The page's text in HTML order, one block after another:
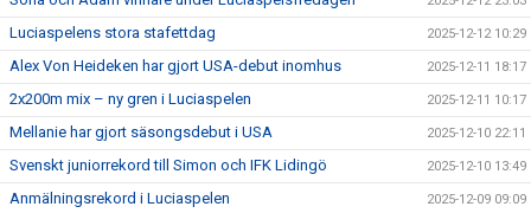
Luciaspelens stora stafettdag 2025-12-12 10:29
Alex Von Heideken har gjort USA-debut inomhus 2025-12-11 18:17
2x200m mix – ny gren i Luciaspelen 2025-12-11 10:17
Mellanie har gjort säsongsdebut i USA 2025-12-10 22:11
Svenskt juniorrekord till Simon och IFK Lidingö 2025-12-10 13:49
Anmälningsrekord i Luciaspelen 2025-12-09 09:09